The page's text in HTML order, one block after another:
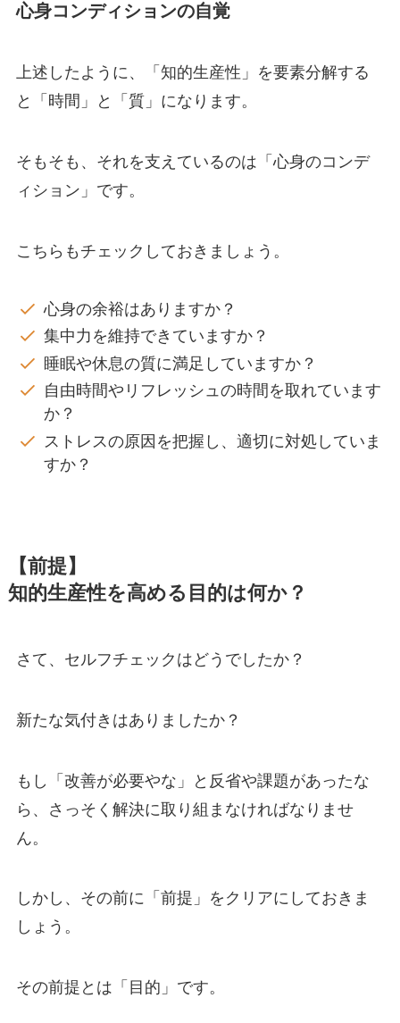
心身コンディションの自覚
上述したように、「知的生産性」を要素分解する
と「時間」と「質」になります。
そもそも、それを支えているのは「心身のコンデ
ィション」です。
こちらもチェックしておきましょう。
心身の余裕はありますか？
集中力を維持できていますか？
睡眠や休息の質に満足していますか？
自由時間やリフレッシュの時間を取れています
か？
ストレスの原因を把握し、適切に対処していま
すか？
【前提】
知的生産性を高める目的は何か？
さて、セルフチェックはどうでしたか？
新たな気付きはありましたか？
もし「改善が必要やな」と反省や課題があったな
ら、さっそく解決に取り組まなければなりませ
ん。
しかし、その前に「前提」をクリアにしておきま
しょう。
その前提とは「目的」です。